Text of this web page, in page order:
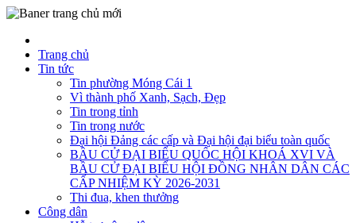
Trang chủ
Tin tức
Tin phường Móng Cái 1
Vì thành phố Xanh, Sạch, Đẹp
Tin trong tỉnh
Tin trong nước
Đại hội Đảng các cấp và Đại hội đại biểu toàn quốc
BẦU CỬ ĐẠI BIỂU QUỐC HỘI KHOÁ XVI VÀ
BẦU CỬ ĐẠI BIỂU HỘI ĐỒNG NHÂN DÂN CÁC
CẤP NHIỆM KỲ 2026-2031
Thi đua, khen thưởng
Công dân